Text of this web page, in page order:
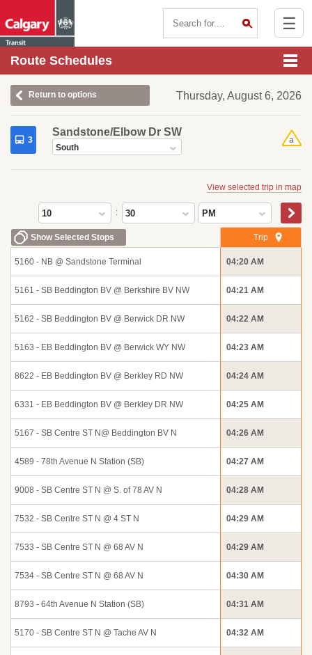
☰
Contact Us
Route Schedules
Return to options Thursday, August 6, 2026
3
Sandstone/Elbow Dr SW
South
a
View selected trip in map
10 : 30 PM
Show Selected Stops Trip
5160 - NB @ Sandstone Terminal 04:20 AM
5161 - SB Beddington BV @ Berkshire BV NW 04:21 AM
5162 - SB Beddington BV @ Berwick DR NW 04:22 AM
5163 - EB Beddington BV @ Berwick WY NW 04:23 AM
8622 - EB Beddington BV @ Berkley RD NW 04:24 AM
6331 - EB Beddington BV @ Berkley DR NW 04:25 AM
5167 - SB Centre ST N@ Beddington BV N 04:26 AM
4589 - 78th Avenue N Station (SB) 04:27 AM
9008 - SB Centre ST N @ S. of 78 AV N 04:28 AM
7532 - SB Centre ST N @ 4 ST N 04:29 AM
7533 - SB Centre ST N @ 68 AV N 04:29 AM
7534 - SB Centre ST N @ 68 AV N 04:30 AM
8793 - 64th Avenue N Station (SB) 04:31 AM
5170 - SB Centre ST N @ Tache AV N 04:32 AM